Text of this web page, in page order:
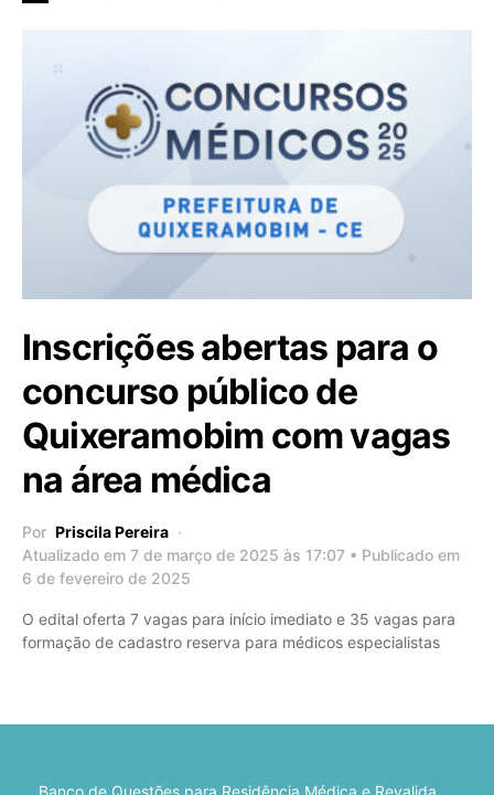
Inscrições abertas para o
concurso público de
Quixeramobim com vagas
na área médica
Por Priscila Pereira
Atualizado em 7 de março de 2025 às 17:07 • Publicado em
6 de fevereiro de 2025
O edital oferta 7 vagas para início imediato e 35 vagas para
formação de cadastro reserva para médicos especialistas
Banco de Questões para Residência Médica e Revalida